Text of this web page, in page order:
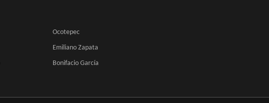
Ocotepec
Emiliano Zapata
Bonifacio García